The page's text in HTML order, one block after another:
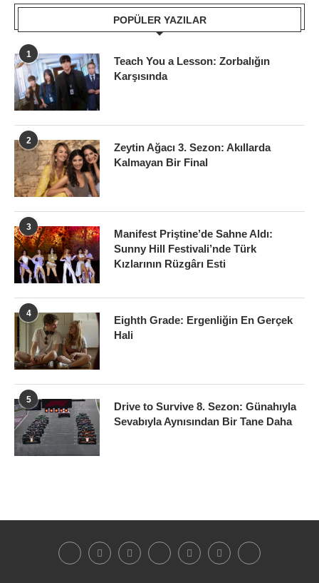
POPÜLER YAZILAR
1
Teach You a Lesson: Zorbalığın
Karşısında
2
Zeytin Ağacı 3. Sezon: Akıllarda
Kalmayan Bir Final
3
Manifest Priştine’de Sahne Aldı:
Sunny Hill Festivali’nde Türk
Kızlarının Rüzgârı Esti
4
Eighth Grade: Ergenliğin En Gerçek
Hali
5
Drive to Survive 8. Sezon: Günahıyla
Sevabıyla Aynısından Bir Tane Daha